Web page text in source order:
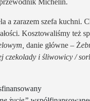
Michelin.
a zarazem szefa kuchni.
Kosztowaliśmy też
danie główne – Ż
czekolady i śliwowicy /